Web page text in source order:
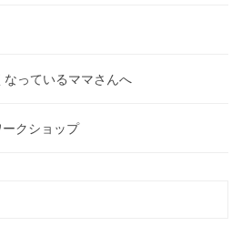
っているママさんへ
クショップ